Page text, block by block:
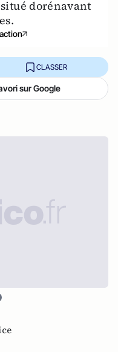
dorénavant
CLASSER
sur Google